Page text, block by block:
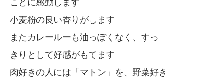
ことに感動します
小麦粉の良い香りがします
またカレールーも油っぽくなく、すっ
きりとして好感がもてます
肉好きの人には「マトン」を、野菜好き